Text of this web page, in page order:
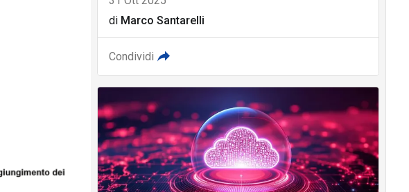
di Marco Santarelli
Condividi